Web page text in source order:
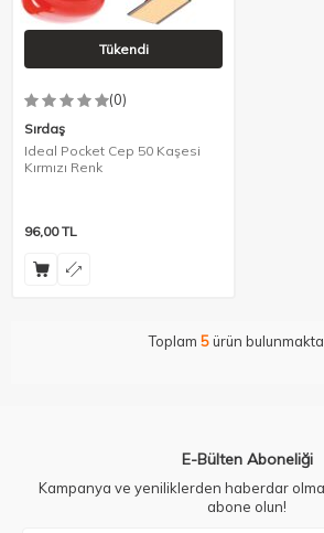
Tükendi
(0)
Sırdaş
Ideal Pocket Cep 50 Kaşesi
Kırmızı Renk
96,00TL
Toplam 5ürün
E-Bülten Aboneliği
Kampanya ve yeniliklerden haberdar
abone olun!